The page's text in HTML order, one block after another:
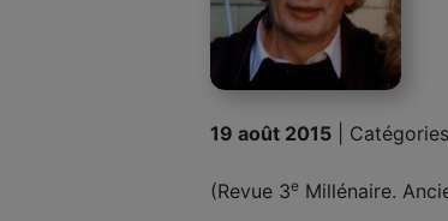
19 août 2015
(Revue 3e Millénaire.